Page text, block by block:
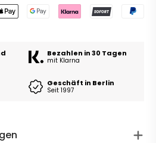
Bezahlen in 30 Tagen
mit Klarna
Geschäft in Berlin
Seit 1997